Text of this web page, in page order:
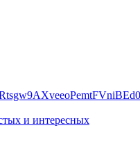
и интересных